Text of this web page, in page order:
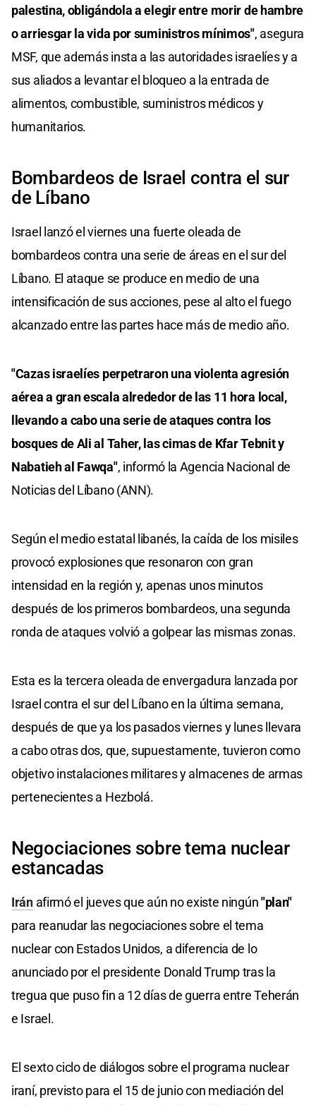
palestina, obligándola a elegir entre morir de hambre
o arriesgar la vida por suministros mínimos", asegura
MSF, que además insta a las autoridades israelíes y a
sus aliados a levantar el bloqueo a la entrada de
alimentos, combustible, suministros médicos y
humanitarios.
Bombardeos de Israel contra el sur
de Líbano
Israel lanzó el viernes una fuerte oleada de
bombardeos contra una serie de áreas en el sur del
Líbano. El ataque se produce en medio de una
intensificación de sus acciones, pese al alto el fuego
alcanzado entre las partes hace más de medio año.
"Cazas israelíes perpetraron una violenta agresión
aérea a gran escala alrededor de las 11 hora local,
llevando a cabo una serie de ataques contra los
bosques de Ali al Taher, las cimas de Kfar Tebnit y
Nabatieh al Fawqa", informó la Agencia Nacional de
Noticias del Líbano (ANN).
Según el medio estatal libanés, la caída de los misiles
provocó explosiones que resonaron con gran
intensidad en la región y, apenas unos minutos
después de los primeros bombardeos, una segunda
ronda de ataques volvió a golpear las mismas zonas.
Esta es la tercera oleada de envergadura lanzada por
Israel contra el sur del Líbano en la última semana,
después de que ya los pasados viernes y lunes llevara
a cabo otras dos, que, supuestamente, tuvieron como
objetivo instalaciones militares y almacenes de armas
pertenecientes a Hezbolá.
Negociaciones sobre tema nuclear
estancadas
Iránafirmó el jueves que aún no existe ningún"plan"
para reanudar las negociaciones sobre el tema
nuclear con Estados Unidos, a diferencia de lo
anunciado por el presidente Donald Trump tras la
tregua que puso fin a 12 días de guerra entre Teherán
e Israel.
El sexto ciclo de diálogos sobre el programa nuclear
iraní, previsto para el 15 de junio con mediación del